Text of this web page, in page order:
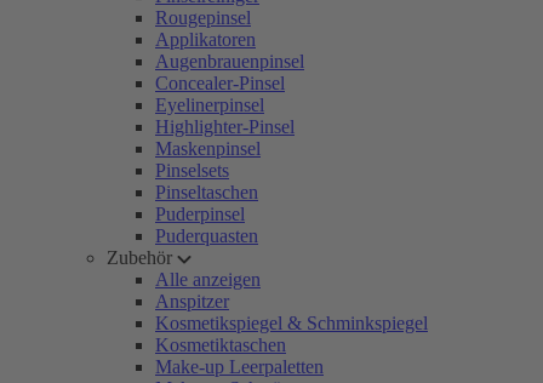
Rougepinsel
Applikatoren
Augenbrauenpinsel
Concealer-Pinsel
Eyelinerpinsel
Highlighter-Pinsel
Maskenpinsel
Pinselsets
Pinseltaschen
Puderpinsel
Puderquasten
Zubehör
Alle anzeigen
Anspitzer
Kosmetikspiegel & Schminkspiegel
Kosmetiktaschen
Make-up Leerpaletten